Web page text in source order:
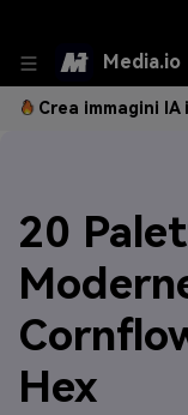
Media.io
Crea immagini
20
Hex